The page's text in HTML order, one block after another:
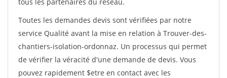
Toutes les demandes devis sont vérifiées par notre
service Qualité avant la mise en relation à Trouver-des-
chantiers-isolation-ordonnaz. Un processus qui permet
de vérifier la véracité d'une demande de devis. Vous
pouvez rapidement $etre en contact avec les